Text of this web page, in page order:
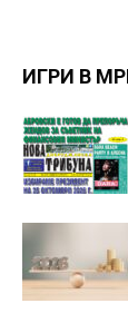
ИГРИ В